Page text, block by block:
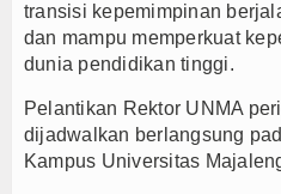
transisi kepemimpinan
dan mampu memperkuat
dunia pendidikan tinggi.
Pelantikan Rektor UNMA
dijadwalkan berlangsung
Kampus Universitas